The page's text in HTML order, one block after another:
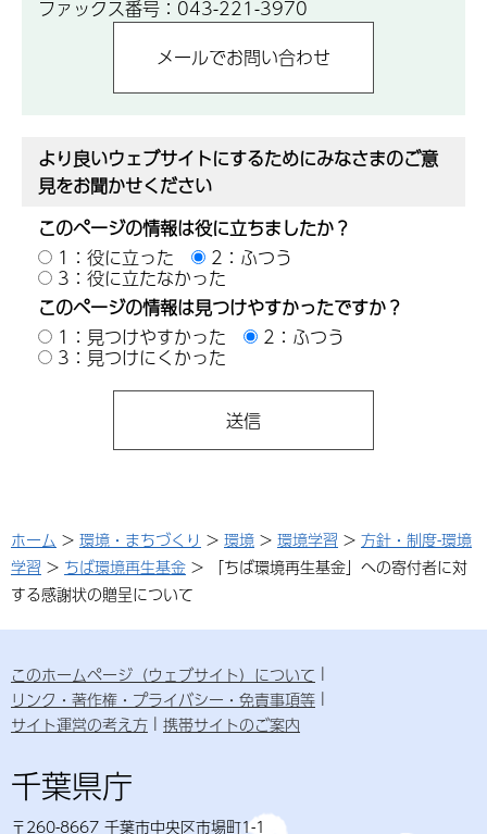
ファックス番号：043-221-3970
より良いウェブサイトにするためにみなさまのご意
見をお聞かせください
このページの情報は役に立ちましたか？
1：役に立った
2：ふつう
3：役に立たなかった
このページの情報は見つけやすかったですか？
1：見つけやすかった
2：ふつう
3：見つけにくかった
ホーム > 環境・まちづくり > 環境 > 環境学習 > 方針・制度-環境
学習 > ちば環境再生基金 > 「ちば環境再生基金」への寄付者に対
する感謝状の贈呈について
このホームページ（ウェブサイト）について
リンク・著作権・プライバシー・免責事項等
サイト運営の考え方
携帯サイトのご案内
千葉県庁
〒260-8667 千葉市中央区市場町1-1